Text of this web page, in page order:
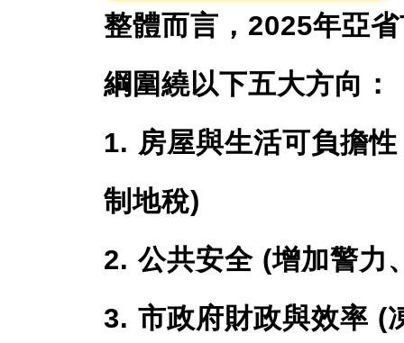
整體而言，2025年亞
綱圍繞以下五大方向：
1. 房屋與生活可負擔
制地稅)
2. 公共安全 (增加警力
3. 市政府財政與效率 (